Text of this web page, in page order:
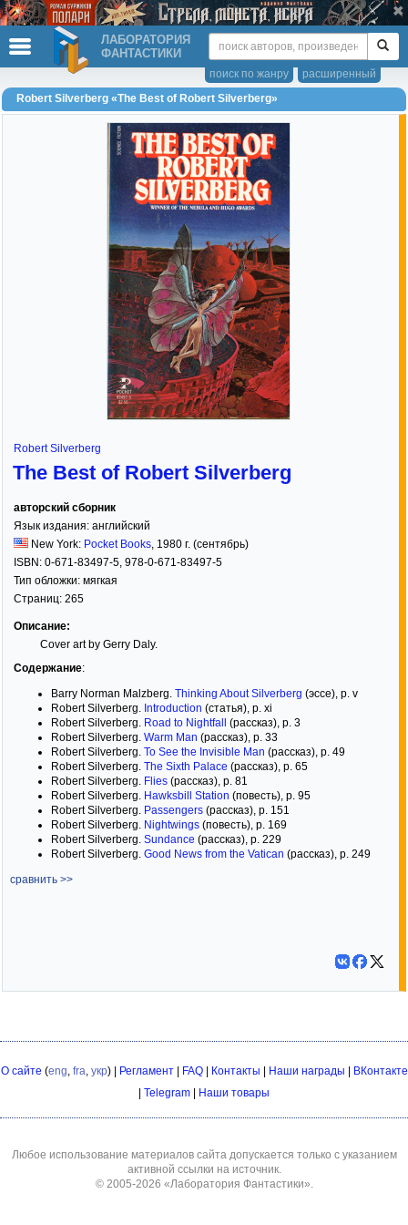
ЛАБОРАТОРИЯ
ФАНТАСТИКИ
расширенный
поиск по жанру
Robert Silverberg «The Best of Robert Silverberg»
Robert Silverberg
The Best of Robert Silverberg
авторский сборник
Язык издания: английский
New York: Pocket Books, 1980 г. (сентябрь)
ISBN: 0-671-83497-5, 978-0-671-83497-5
Тип обложки: мягкая
Страниц: 265
Описание:
Cover art by Gerry Daly.
Содержание:
Barry Norman Malzberg. Thinking About Silverberg (эссе), p. v
Robert Silverberg. Introduction (статья), p. xi
Robert Silverberg. Road to Nightfall
(рассказ), p. 3
Robert Silverberg. Warm Man (рассказ), p. 33
Robert Silverberg. To See the Invisible Man (рассказ), p. 49
Robert Silverberg. The Sixth Palace (рассказ), p. 65
Robert Silverberg. Flies (рассказ), p. 81
Robert Silverberg. Hawksbill Station (повесть), p. 95
Robert Silverberg. Passengers (рассказ), p. 151
Robert Silverberg. Nightwings (повесть), p. 169
Robert Silverberg. Sundance (рассказ), p. 229
Robert Silverberg. Good News from the Vatican (рассказ), p. 249
сравнить >>
О сайте (eng, fra, укр) | Регламент| FAQ| Контакты Наши награды
ВКонтакте
Telegram Наши товары
Любое использование материалов сайта допускается только с указанием
активной ссылки на источник.
© 2005-2026 «Лаборатория Фантастики».